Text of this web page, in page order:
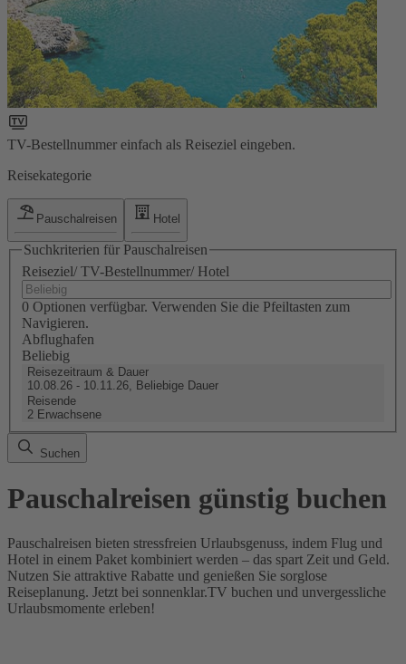
TV-Bestellnummer einfach als Reiseziel eingeben.
Reisekategorie
Pauschalreisen Hotel
Suchkriterien für Pauschalreisen
Reiseziel/ TV-Bestellnummer/ Hotel
0 Optionen verfügbar. Verwenden Sie die Pfeiltasten zum
Navigieren.
Abflughafen
Beliebig
Reisezeitraum & Dauer
10.08.26 - 10.11.26, Beliebige Dauer
Reisende
2 Erwachsene
Suchen
Pauschalreisen günstig buchen
Pauschalreisen bieten stressfreien Urlaubsgenuss, indem Flug und
Hotel in einem Paket kombiniert werden – das spart Zeit und Geld.
Nutzen Sie attraktive Rabatte und genießen Sie sorglose
Reiseplanung. Jetzt bei sonnenklar.TV buchen und unvergessliche
Urlaubsmomente erleben!